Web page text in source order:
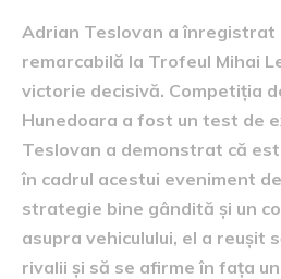
Adrian Teslovan a înregistrat
remarcabilă la Trofeul Mihai
victorie decisivă. Competiția
Hunedoara a fost un test de
Teslovan a demonstrat că
în cadrul acestui eveniment
strategie bine gândită și un
asupra vehiculului, el a reușit
rivalii și să se afirme în fața